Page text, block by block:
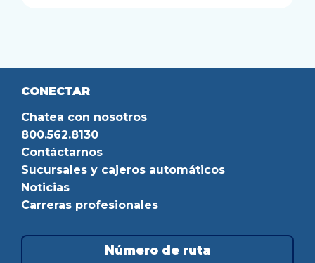
CONECTAR
Chatea con nosotros
800.562.8130
Contáctarnos
Sucursales y cajeros automáticos
Noticias
Carreras profesionales
Número de ruta